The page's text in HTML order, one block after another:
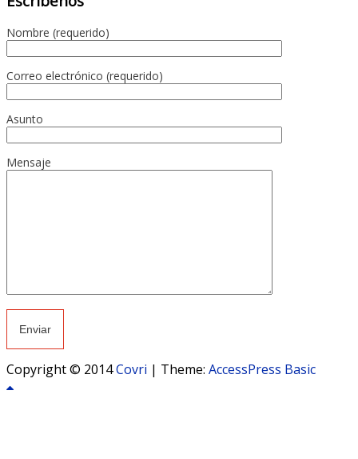
Nombre (requerido)
Correo electrónico (requerido)
Asunto
Mensaje
Copyright © 2014Covri | Theme: AccessPress Basic